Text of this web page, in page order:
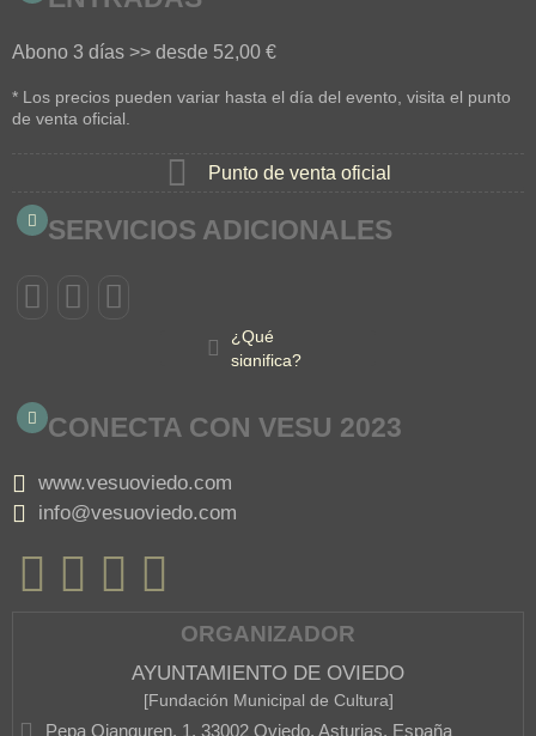
Abono 3 días >> desde 52,00 €
* Los precios pueden variar hasta el día del evento, visita el punto
de venta oficial.
Punto de venta oficial
SERVICIOS ADICIONALES
¿Qué
significa?
CONECTA CON VESU 2023
www.vesuoviedo.com
info@vesuoviedo.com
ORGANIZADOR
AYUNTAMIENTO DE OVIEDO
[Fundación Municipal de Cultura]
Pepa Ojanguren, 1, 33002 Oviedo, Asturias, España